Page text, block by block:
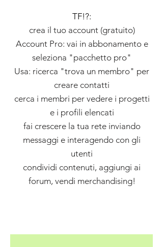
TF!?:
crea il tuo account (gratuito)
Account Pro: vai in abbonamento e
seleziona "pacchetto pro"
Usa: ricerca "trova un membro" per
creare contatti
cerca i membri per vedere i progetti
e i profili elencati
fai crescere la tua rete inviando
messaggi e interagendo con gli
utenti
condividi contenuti, aggiungi ai
forum, vendi merchandising!